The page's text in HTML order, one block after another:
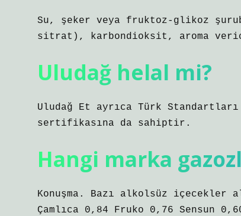
Su, şeker veya fruktoz-glikoz
sitrat), karbondioksit, aroma
Uludağ helal mi?
Uludağ Et ayrıca Türk
sertifikasına da sahiptir.
Hangi marka
Konuşma. Bazı alkolsüz içecekler
Çamlıca 0,84 Fruko 0,76 Sensun